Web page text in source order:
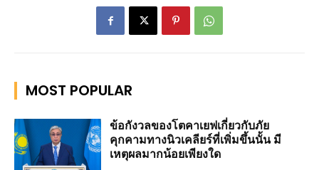
MOST POPULAR
ข้อกังวลของโตคาเยฟเกี่ยวกับภัย
คุกคามทางนิวเคลียร์ที่เพิ่มขึ้นนั้น มี
เหตุผลมากน้อยเพียงใด